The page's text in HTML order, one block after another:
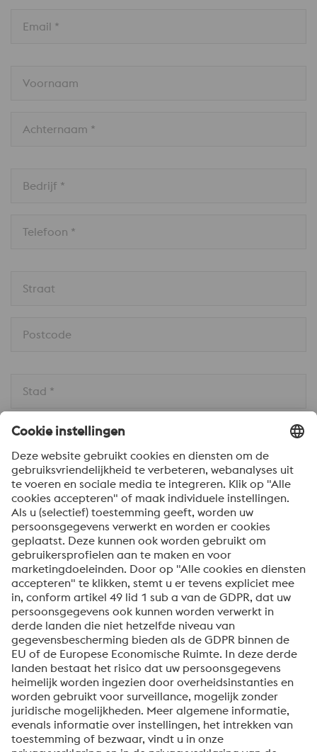
Email *
Voornaam
Achternaam *
Bedrijf *
Telefoon *
Straat
Postcode
Stad *
Land *
Bericht *
Om informatie over onze producten en diensten te
ontvangen, op de hoogte te blijven van onze
evenementen en nog veel meer, accepteert u uw
abonnement op de Uddeholm-nieuwsbrief.
Verzenden
Anti-robotverificatie
Klik om te starten
Friendly Captcha ⇗